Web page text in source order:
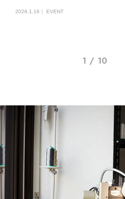
2026.1.16｜ EVENT
1 / 10